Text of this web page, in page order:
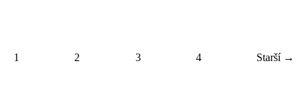
1 2 3 4 Starší →